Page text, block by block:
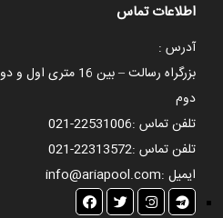
اطلاعات تماس
آدرس :
دوم
تلفن تماس :021-22531006
تلفن تماس :021-22313572
ایمیل :info@ariapool.com